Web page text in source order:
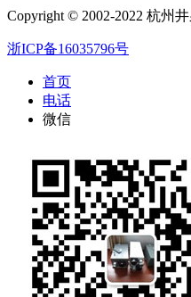
Copyright © 2002-2022 杭州
浙ICP备16035796号
首页
电话
微信